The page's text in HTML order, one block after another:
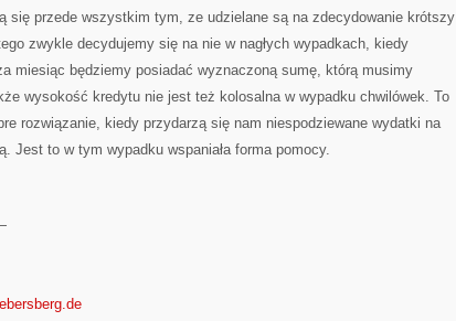
się przede wszystkim tym, ze udzielane są na zdecydowanie krótszy
zwykle decydujemy się na nie w nagłych wypadkach, kiedy
miesiąc będziemy posiadać wyznaczoną sumę, którą musimy
wysokość kredytu nie jest też kolosalna w wypadku chwilówek. To
rozwiązanie, kiedy przydarzą się nam niespodziewane wydatki na
Jest to w tym wypadku wspaniała forma pomocy.